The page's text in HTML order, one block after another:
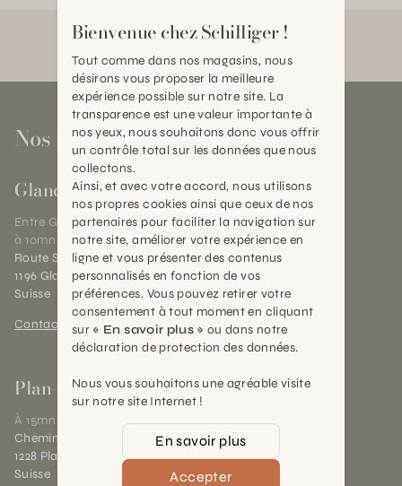
Nos magasins
Gland
Entre Genève et Lausanne,
à 10mn de Nyon
Route Suisse 40
1196 Gland (VD)
Suisse
Contact et horaires
Plan-les-Ouates
À 15mn du centre de Genève
Chemin des Charrotons 25
1228 Plan-les-Ouates (GE)
Suisse
Bienvenue chez Schilliger !
Tout comme dans nos magasins, nous
désirons vous proposer la meilleure
expérience possible sur notre site. La
transparence est une valeur importante à
nos yeux, nous souhaitons donc vous offrir
un contrôle total sur les données que nous
collectons.
Ainsi, et avec votre accord, nous utilisons
nos propres cookies ainsi que ceux de nos
partenaires pour faciliter la navigation sur
notre site, améliorer votre expérience en
ligne et vous présenter des contenus
personnalisés en fonction de vos
préférences. Vous pouvez retirer votre
consentement à tout moment en cliquant
sur « En savoir plus » ou dans notre
déclaration de protection des données.
Nous vous souhaitons une agréable visite
sur notre site Internet !
En savoir plus
Accepter